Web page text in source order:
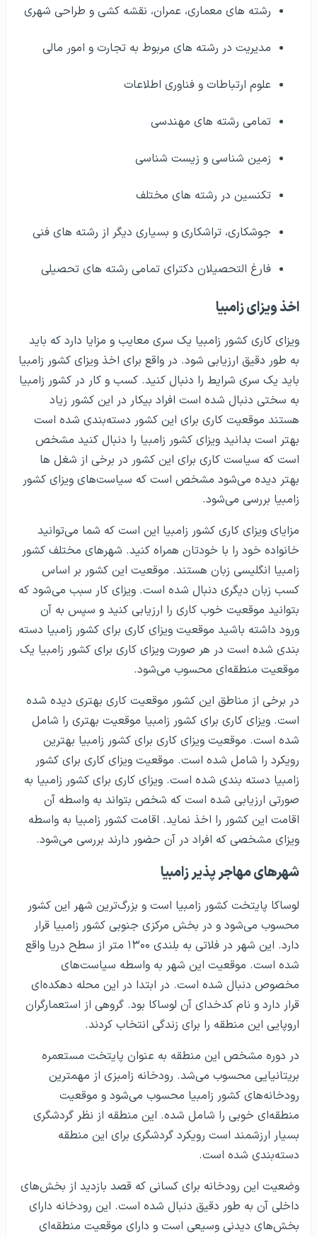
رشته های معماری، عمران، نقشه کشی و طراحی شهری
مدیریت در رشته های مربوط به تجارت و امور مالی
علوم ارتباطات و فناوری اطلاعات
تمامی رشته های مهندسی
زمین شناسی و زیست شناسی
تکنسین در رشته های مختلف
جوشکاری، تراشکاری و بسیاری دیگر از رشته های فنی
فارغ التحصیلان دکترای تمامی رشته های تحصیلی
اخذ ویزای زامبیا
ویزای کاری کشور زامبیا یک سری معایب و مزایا دارد که باید
به طور دقیق ارزیابی شود. در واقع برای اخذ ویزای کشور زامبیا
باید یک سری شرایط را دنبال کنید. کسب و کار در کشور زامبیا
به سختی دنبال شده است افراد بیکار در این کشور زیاد
هستند موقعیت کاری برای این کشور دسته‌بندی شده است
بهتر است بدانید ویزای کشور زامبیا را دنبال کنید مشخص
است که سیاست کاری برای این کشور در برخی از شغل ها
بهتر دیده می‌شود مشخص است که سیاست‌های ویزای کشور
زامبیا بررسی می‌شود.
مزایای ویزای کاری کشور زامبیا این است که شما می‌توانید
خانواده خود را با خودتان همراه کنید. شهرهای مختلف کشور
زامبیا انگلیسی زبان هستند. موقعیت این کشور بر اساس
کسب زبان دیگری دنبال شده است. ویزای کار سبب می‌شود که
بتوانید موقعیت خوب کاری را ارزیابی کنید و سپس به آن
ورود داشته باشید موقعیت ویزای کاری برای کشور زامبیا دسته
بندی شده است در هر صورت ویزای کاری برای کشور زامبیا یک
موقعیت منطقه‌ای محسوب می‌شود.
در برخی از مناطق این کشور موقعیت کاری بهتری دیده شده
است. ویزای کاری برای کشور زامبیا موقعیت بهتری را شامل
شده است. موقعیت ویزای کاری برای کشور زامبیا بهترین
رویکرد را شامل شده است. موقعیت ویزای کاری برای کشور
زامبیا دسته بندی شده است. ویزای کاری برای کشور زامبیا به
صورتی ارزیابی شده است که شخص بتواند به واسطه آن
اقامت این کشور را اخذ نماید. اقامت کشور زامبیا به واسطه
ویزای مشخصی که افراد در آن حضور دارند بررسی می‌شود.
شهرهای مهاجر پذیر زامبیا
لوساکا پایتخت کشور زامبیا است و بزرگ‌ترین شهر این کشور
محسوب می‌شود و در بخش مرکزی جنوبی کشور زامبیا قرار
دارد. این شهر در فلاتی به بلندی ۱۳۰۰ متر از سطح دریا واقع
شده است. موقعیت این شهر به واسطه سیاست‌های
مخصوص دنبال شده است. در ابتدا در این محله دهکده‌ای
قرار دارد و نام کدخدای آن لوساکا بود. گروهی از استعمارگران
اروپایی این منطقه را برای زندگی انتخاب کردند.
در دوره مشخص این منطقه به عنوان پایتخت مستعمره
بریتانیایی محسوب می‌شد. رودخانه زامبزی از مهمترین
رودخانه‌های کشور زامبیا محسوب می‌شود و موقعیت
منطقه‌ای خوبی را شامل شده. این منطقه از نظر گردشگری
بسیار ارزشمند است رویکرد گردشگری برای این منطقه
دسته‌بندی شده است.
وضعیت این رودخانه برای کسانی که قصد بازدید از بخش‌های
داخلی آن به طور دقیق دنبال شده است. این رودخانه دارای
بخش‌های دیدنی وسیعی است و دارای موقعیت منطقه‌ای